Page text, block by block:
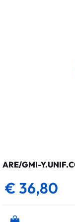
ARE/GMI-
€ 36,80
Quantità